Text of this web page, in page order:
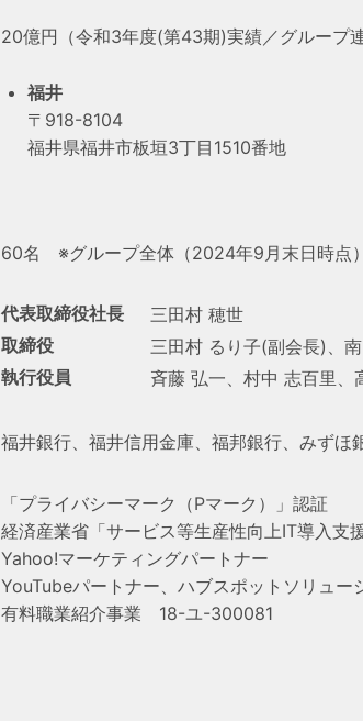
20億円（令和3年度(第43期)実績／グループ連
福井
〒918-8104
福井県福井市板垣3丁目1510番地
60名 ※グループ全体（2024年9月末日時点）
代表取締役社長
三田村 穂世
取締役
三田村 るり子(副会長)、
執行役員
斉藤 弘一、村中 志百里、
福井銀行、福井信用金庫、福邦銀行、みずほ
「プライバシーマーク（Pマーク）」認証
経済産業省「サービス等生産性向上IT導入支
Yahoo!マーケティングパートナー
YouTubeパートナー、 ハブスポットソリュー
有料職業紹介事業 18-ユ-300081